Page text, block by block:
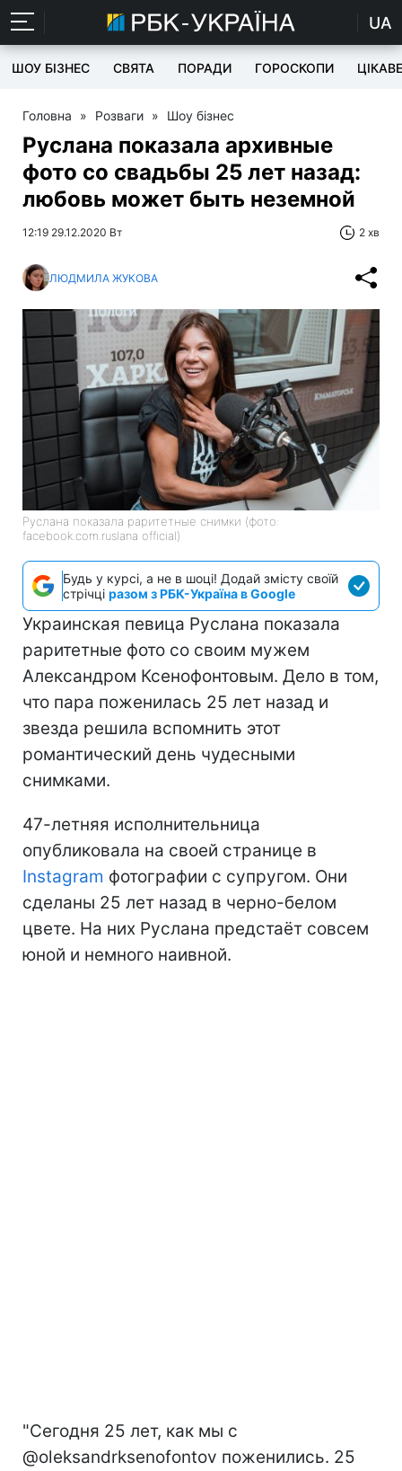
UA
ШОУ БІЗНЕС СВЯТА ПОРАДИ ГОРОСКОПИ ЦІКАВЕ
Головна » Розваги » Шоу бізнес
Руслана показала архивные
фото со свадьбы 25 лет назад:
любовь может быть неземной
12:19 29.12.2020 Вт 2 хв
ЛЮДМИЛА ЖУКОВА
Руслана показала раритетные снимки (фото:
facebook.com.ruslana official)
Будь у курсі, а не в шоці! Додай змісту своїй
стрічці разом з РБК-Україна в Google
Украинская певица Руслана показала
раритетные фото со своим мужем
Александром Ксенофонтовым. Дело в том,
что пара поженилась 25 лет назад и
звезда решила вспомнить этот
романтический день чудесными
снимками.
47-летняя исполнительница
опубликовала на своей странице в
Instagram фотографии с супругом. Они
сделаны 25 лет назад в черно-белом
цвете. На них Руслана предстаёт совсем
юной и немного наивной.
"Сегодня 25 лет, как мы с
@oleksandrksenofontov поженились. 25